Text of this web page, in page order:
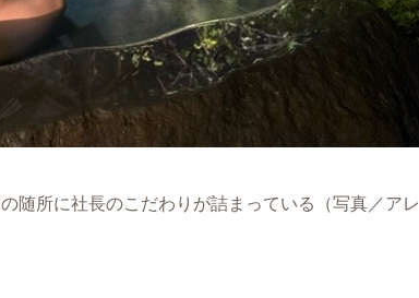
随所に社長のこだわりが詰まっている（写真／アレ